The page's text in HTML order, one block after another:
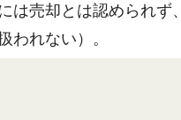
は売却とは認められず
われない）。